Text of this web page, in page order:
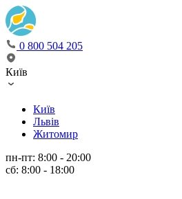
0 800 504 205
Київ
Київ
Львів
Житомир
пн-пт: 8:00 - 20:00
сб: 8:00 - 18:00